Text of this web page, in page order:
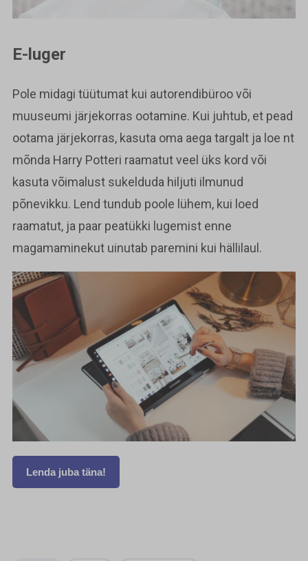
E-luger
Pole midagi tüütumat kui autorendibüroo või
muuseumi järjekorras ootamine. Kui juhtub, et pead
ootama järjekorras, kasuta oma aega targalt ja loe nt
mõnda Harry Potteri raamatut veel üks kord või
kasuta võimalust sukelduda hiljuti ilmunud
põnevikku. Lend tundub poole lühem, kui loed
raamatut, ja paar peatükki lugemist enne
magamaminekut uinutab paremini kui hällilaul.
Lenda juba täna!